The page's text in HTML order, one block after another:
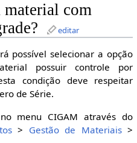
material com
editar
possível selecionar a opção
possuir controle por
condição deve respeitar
de Série.
menu CIGAM através do
> Gestão de Materiais>